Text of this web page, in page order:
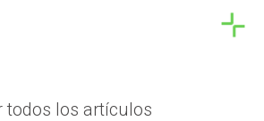
todos los artículos